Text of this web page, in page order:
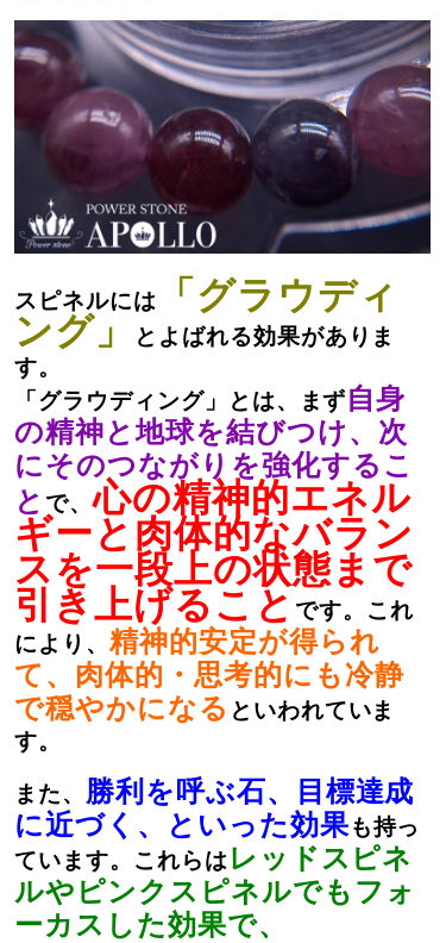
スピネルには
「グラウディ
ング」
とよばれる効果がありま
す。
「グラウディング」とは、まず自身
の精神と地球を結びつけ、次
にそのつながりを強化するこ
と で、心の精神的エネル
ギーと肉体的なバラン
スを一段上の状態まで
引き上げること です。これ
により、 精神的安定が得られ
て、肉体的・思考的にも冷静
で穏やかになる といわれていま
す。
また、 勝利を呼ぶ石、目標達成
に近づく、といった効果も持っ
ています。これらはレッドスピネ
ルやピンクスピネルでもフォ
ーカスした効果で、